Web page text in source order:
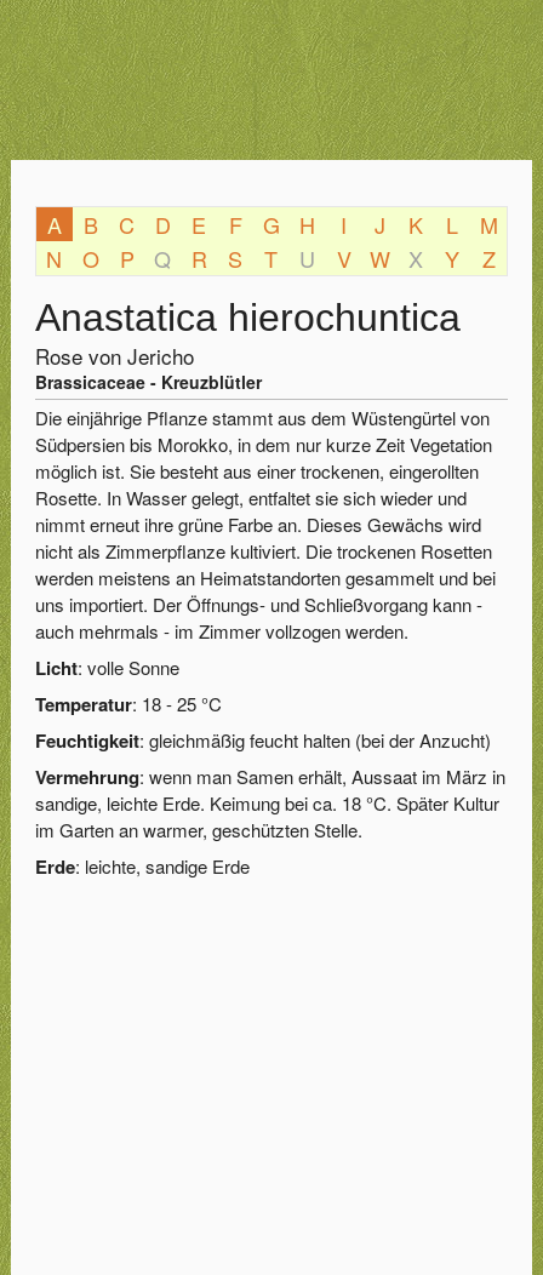
A B C D E F G H I J K L
M
N
O P Q R S T U V W X Y Z
Anastatica hierochuntica
Rose von Jericho
Brassicaceae - Kreuzblütler
Die einjährige Pflanze stammt aus dem Wüstengürtel von
Südpersien bis Morokko, in dem nur kurze Zeit Vegetation
möglich ist. Sie besteht aus einer trockenen, eingerollten
Rosette. In Wasser gelegt, entfaltet sie sich wieder und
nimmt erneut ihre grüne Farbe an. Dieses Gewächs wird
nicht als Zimmerpflanze kultiviert. Die trockenen Rosetten
werden meistens an Heimatstandorten gesammelt und bei
uns importiert. Der Öffnungs- und Schließvorgang kann -
auch mehrmals - im Zimmer vollzogen werden.
Licht: volle Sonne
Temperatur: 18 - 25 °C
Feuchtigkeit: gleichmäßig feucht halten (bei der Anzucht)
Vermehrung: wenn man Samen erhält, Aussaat im März in
sandige, leichte Erde. Keimung bei ca. 18 °C. Später Kultur
im Garten an warmer, geschützten Stelle.
Erde: leichte, sandige Erde